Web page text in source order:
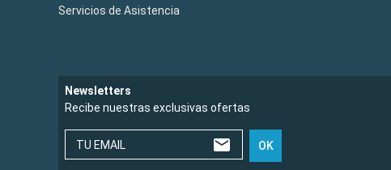
Servicios de Asistencia
Newsletters
Recibe nuestras exclusivas ofertas
TU EMAIL OK